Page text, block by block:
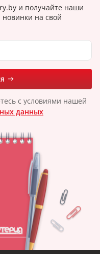
и получайте наши
на свой
с условиями нашей
данных